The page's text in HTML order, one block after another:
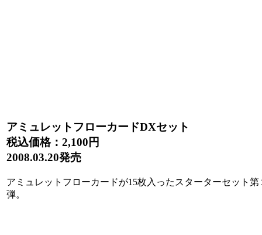
アミュレットフローカードDXセット
税込価格： 2,100円
2008.03.20発売
アミュレットフローカードが15枚入ったスターターセット第
弾。